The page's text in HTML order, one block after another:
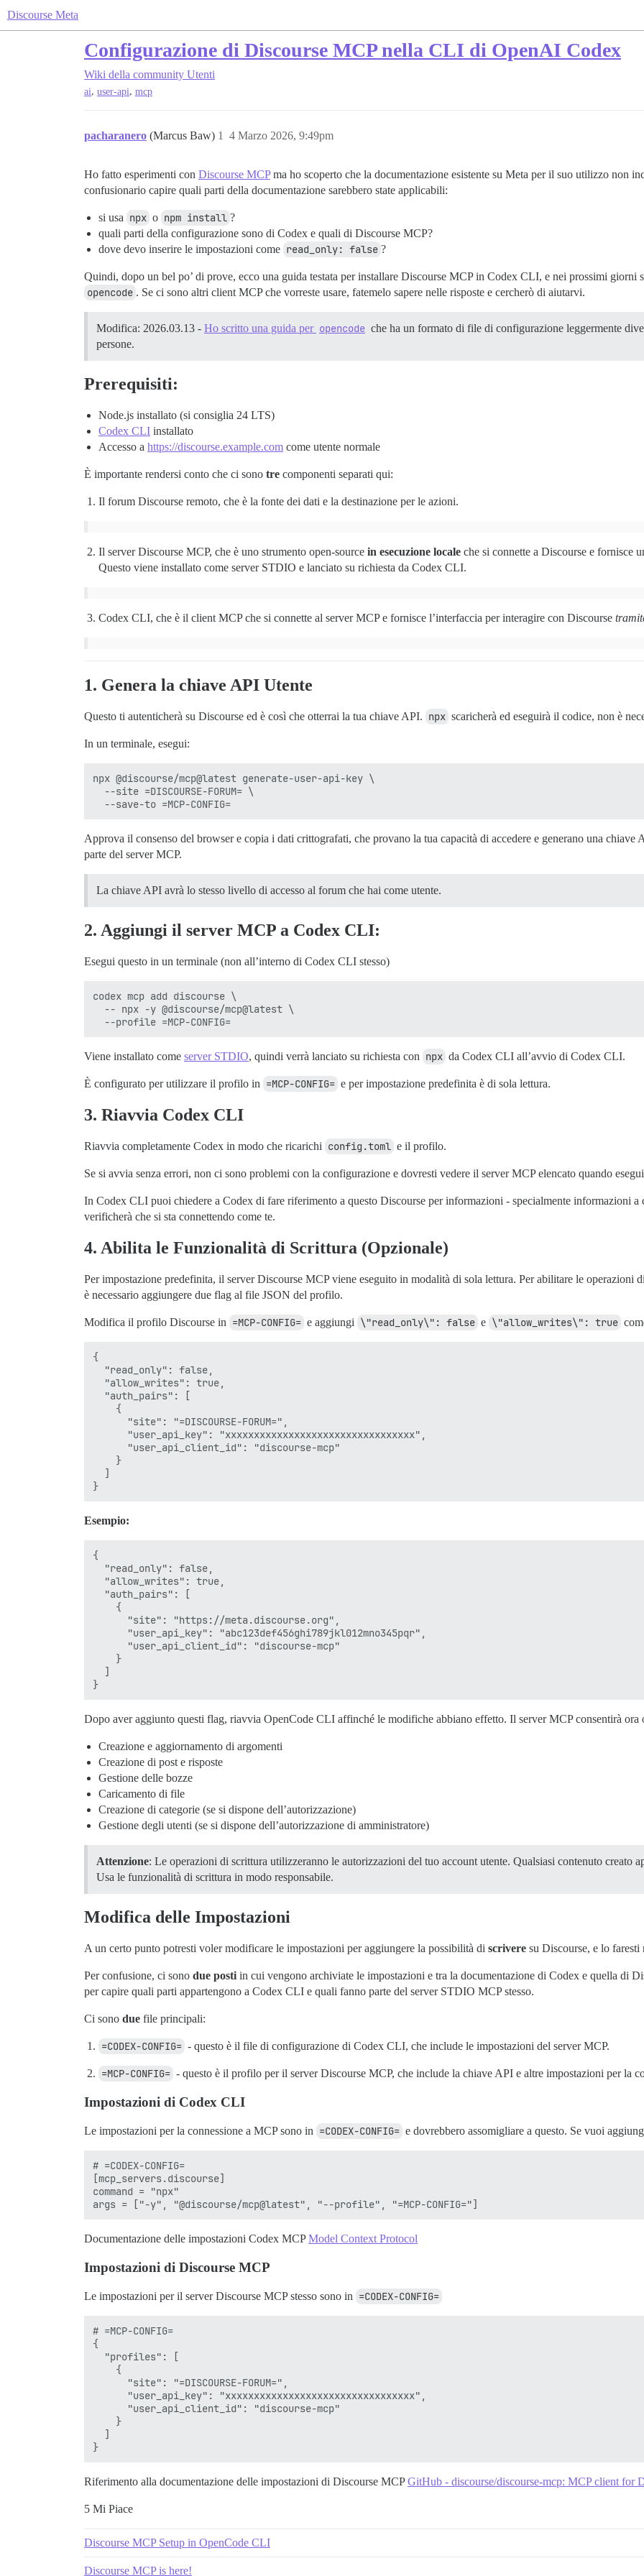
Discourse Meta
Configurazione di Discourse MCP nella CLI di OpenAI Codex
Wiki della community Utenti
ai, user-api, mcp
pacharanero (Marcus Baw) 4 Marzo 2026, 9:49pm
1
Ho fatto esperimenti con Discourse MCPma ho scoperto che la documentazione esistente su Meta per il suo utilizzo non
confusionario capire quali parti della documentazione sarebbero state applicabili:
si usa npx o npm install ?
quali parti della configurazione sono di Codex e quali di Discourse MCP?
dove devo inserire le impostazioni come read_only: false ?
Quindi, dopo un bel po’ di prove, ecco una guida testata per installare Discourse MCP in Codex CLI, e nei prossimi giorni
opencode . Se ci sono altri client MCP che vorreste usare, fatemelo sapere nelle risposte e cercherò di aiutarvi.
Modifica: 2026.03.13 - Ho scritto una guida per opencode che ha un formato di file di configurazione leggermente
persone.
Prerequisiti:
Node.js installato (si consiglia 24 LTS)
Codex CLI installato
Accesso a https://discourse.example.com come utente normale
È importante rendersi conto che ci sono tre componenti separati qui:
Il forum Discourse remoto, che è la fonte dei dati e la destinazione per le azioni.
Il server Discourse MCP, che è uno strumento open-source in esecuzione locale che si connette a Discourse e fornisce
Questo viene installato come server STDIO e lanciato su richiesta da Codex CLI.
Codex CLI, che è il client MCP che si connette al server MCP e fornisce l’interfaccia per interagire con Discourse
1. Genera la chiave API Utente
Questo ti autenticherà su Discourse ed è così che otterrai la tua chiave API. npx scaricherà ed eseguirà il codice, non è
In un terminale, esegui:
npx @discourse/mcp@latest generate-user-api-key \
  --site =DISCOURSE-FORUM= \
Approva il consenso del browser e copia i dati crittografati, che provano la tua capacità di accedere e generano una chiave
parte del server MCP.
La chiave API avrà lo stesso livello di accesso al forum che hai come utente.
2. Aggiungi il server MCP a Codex CLI:
Esegui questo in un terminale (non all’interno di Codex CLI stesso)
codex mcp add discourse \
  -- npx -y @discourse/mcp@latest \
Viene installato come server STDIO, quindi verrà lanciato su richiesta con npx da Codex CLI all’avvio di Codex CLI.
È configurato per utilizzare il profilo in =MCP-CONFIG= e per impostazione predefinita è di sola lettura.
3. Riavvia Codex CLI
Riavvia completamente Codex in modo che ricarichi config.toml e il profilo.
Se si avvia senza errori, non ci sono problemi con la configurazione e dovresti vedere il server MCP elencato quando esegui
In Codex CLI puoi chiedere a Codex di fare riferimento a questo Discourse per informazioni - specialmente informazioni a
verificherà che si sta connettendo come te.
4. Abilita le Funzionalità di Scrittura (Opzionale)
Per impostazione predefinita, il server Discourse MCP viene eseguito in modalità di sola lettura. Per abilitare le operazioni
è necessario aggiungere due flag al file JSON del profilo.
Modifica il profilo Discourse in =MCP-CONFIG= e aggiungi \"read_only\": false e \"allow_writes\": true
{
  "read_only": false,
  "allow_writes": true,
  "auth_pairs": [
    {
      "site": "=DISCOURSE-FORUM=",
      "user_api_key": "xxxxxxxxxxxxxxxxxxxxxxxxxxxxxxxxx",
      "user_api_client_id": "discourse-mcp"
    }
  ]
Esempio:
{
  "read_only": false,
  "allow_writes": true,
  "auth_pairs": [
    {
      "site": "https://meta.discourse.org",
      "user_api_key": "abc123def456ghi789jkl012mno345pqr",
      "user_api_client_id": "discourse-mcp"
    }
  ]
Dopo aver aggiunto questi flag, riavvia OpenCode CLI affinché le modifiche abbiano effetto. Il server MCP consentirà ora
Creazione e aggiornamento di argomenti
Creazione di post e risposte
Gestione delle bozze
Caricamento di file
Creazione di categorie (se si dispone dell’autorizzazione)
Gestione degli utenti (se si dispone dell’autorizzazione di amministratore)
Attenzione: Le operazioni di scrittura utilizzeranno le autorizzazioni del tuo account utente. Qualsiasi contenuto creato
Usa le funzionalità di scrittura in modo responsabile.
Modifica delle Impostazioni
A un certo punto potresti voler modificare le impostazioni per aggiungere la possibilità di scrivere su Discourse, e lo
Per confusione, ci sono due posti in cui vengono archiviate le impostazioni e tra la documentazione di Codex e quella di
per capire quali parti appartengono a Codex CLI e quali fanno parte del server STDIO MCP stesso.
Ci sono due file principali:
=CODEX-CONFIG= - questo è il file di configurazione di Codex CLI, che include le impostazioni del server MCP.
=MCP-CONFIG= - questo è il profilo per il server Discourse MCP, che include la chiave API e altre impostazioni per la
Impostazioni di Codex CLI
Le impostazioni per la connessione a MCP sono in =CODEX-CONFIG= e dovrebbero assomigliare a questo. Se vuoi
# =CODEX-CONFIG=
[mcp_servers.discourse]
command = "npx"
Documentazione delle impostazioni Codex MCPModel Context Protocol
Impostazioni di Discourse MCP
Le impostazioni per il server Discourse MCP stesso sono in =CODEX-CONFIG=
# =MCP-CONFIG=
{
  "profiles": [
    {
      "site": "=DISCOURSE-FORUM=",
      "user_api_key": "xxxxxxxxxxxxxxxxxxxxxxxxxxxxxxxxx",
      "user_api_client_id": "discourse-mcp"
    }
  ]
Riferimento alla documentazione delle impostazioni di Discourse MCPGitHub - discourse/discourse-mcp: MCP client for
5 Mi Piace
Discourse MCP Setup in OpenCode CLI
Discourse MCP is here!